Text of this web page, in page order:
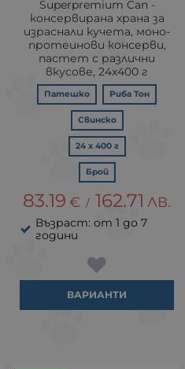
Superpremium Can -
консервирана храна за
израснали кучета, моно-
протеинови консерви,
пастет с различни
вкусове, 24х400 г
Патешко Риба Тон
Свинско
24 х 400 г
Брой
83.19 € / 162.71 ЛВ.
Възраст: от 1 до 7
години
ВАРИАНТИ